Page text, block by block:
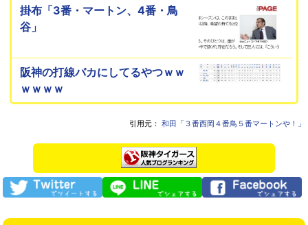
掛布「3番・マートン、4番・鳥
谷」
阪神の打線バカにしてるやつｗｗ
ｗｗｗｗ
引用元： 和田「３番西岡４番鳥５番マートンや！」